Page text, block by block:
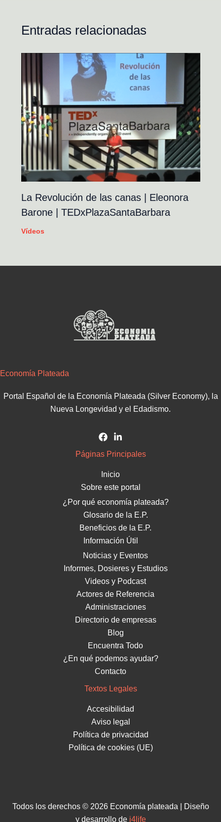
Entradas relacionadas
La Revolución de las canas | Eleonora
Barone | TEDxPlazaSantaBarbara
Vídeos
Economía Plateada
Portal Español de la Economía Plateada (Silver Economy), la
Nueva Longevidad y el Edadismo.
Páginas Principales
Inicio
Sobre este portal
¿Por qué economía plateada?
Glosario de la E.P.
Beneficios de la E.P.
Información Útil
Noticias y Eventos
Informes, Dosieres y Estudios
Videos y Podcast
Actores de Referencia
Administraciones
Directorio de empresas
Blog
Encuentra Todo
¿En qué podemos ayudar?
Contacto
Textos Legales
Accesibilidad
Aviso legal
Política de privacidad
Política de cookies (UE)
Todos los derechos © 2026 Economía plateada | Diseño
y desarrollo de i4life